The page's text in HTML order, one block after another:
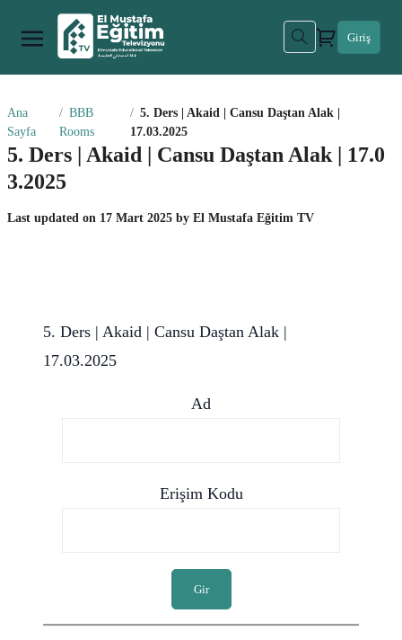
Giriş
Ana
Sayfa
BBB
Rooms
5. Ders | Akaid | Cansu Daştan Alak |
17.03.2025
5. Ders | Akaid | Cansu Daştan Alak | 17.0
3.2025
Last updated on 17 Mart 2025 by El Mustafa Eğitim TV
5. Ders | Akaid | Cansu Daştan Alak |
17.03.2025
Ad
Erişim Kodu
Gir